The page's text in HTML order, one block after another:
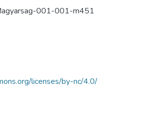
001-001-m451
licenses/by-nc/4.0/